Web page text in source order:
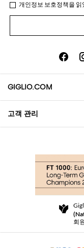
개인정보 보호정책을 읽
GIGLIO.COM
소개
Community Store
고객 관리
반품 및 환불
For a safe shopping
Security Communication
회